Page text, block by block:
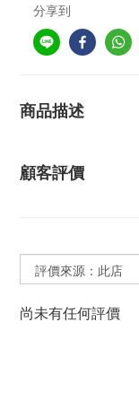
分享到
商品描述
顧客評價
尚未有任何評價